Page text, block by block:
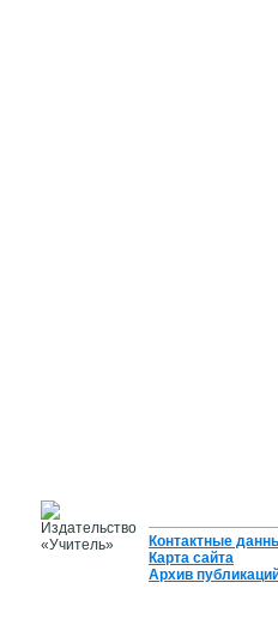
Контактные
Карта сайта
Архив